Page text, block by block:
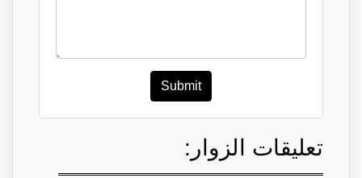
Submit
تعليقات الزوار: